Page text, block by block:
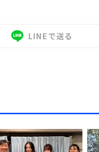
LINEで送る